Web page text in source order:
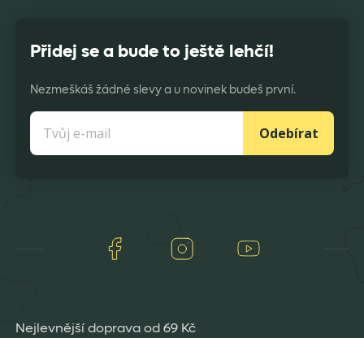
Přidej se a bude to ještě lehčí!
Nezmeškáš žádné slevy a u novinek budeš první.
Odebírat
Facebook Instagram
Nejlevnější doprava od 69 Kč